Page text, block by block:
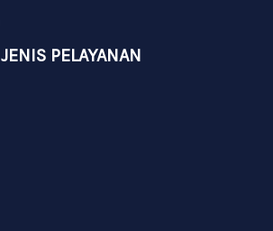
JENIS PELAYANAN